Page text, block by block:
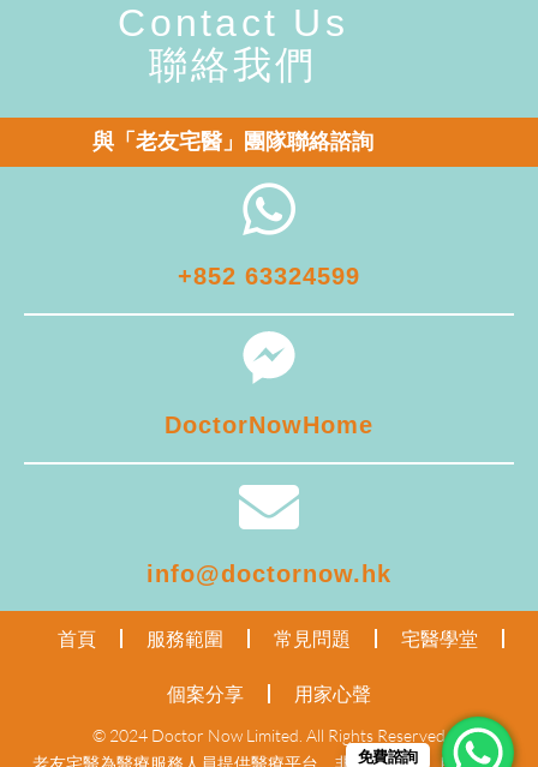
Contact Us
聯絡我們
與「老友宅醫」團隊聯絡諮詢
+852 63324599
DoctorNowHome
info@doctornow.hk
首頁 服務範圍 常見問題 宅醫學堂
個案分享 用家心聲
© 2024 Doctor Now Limited. All Rights Reserved
老友宅醫為醫療服務人員提供醫療平台，非醫療機構。 服務聲明
免費諮詢